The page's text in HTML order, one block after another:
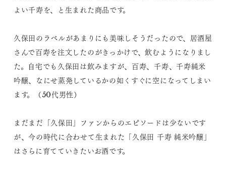
よい千寿を、と生まれた商品です。
久保田のラベルがあまりにも美味しそうだったので、居酒屋
さんで百寿を注文したのがきっかけで、飲むようになりまし
た。自宅でも久保田は飲みますが、百寿、千寿、千寿純米
吟醸、なにせ蒸発しているかの如くすぐに空になってしまい
ます。（50代男性）
まだまだ「久保田」ファンからのエピソードは少ないです
が、今の時代に合わせて生まれた「久保田 千寿 純米吟醸」
はさらに育てていきたいお酒です。